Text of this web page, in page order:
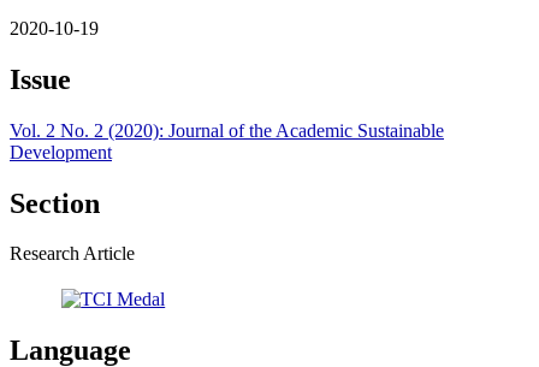
2020-10-19
Issue
Vol. 2 No. 2 (2020): Journal of the Academic Sustainable
Development
Section
Research Article
Language